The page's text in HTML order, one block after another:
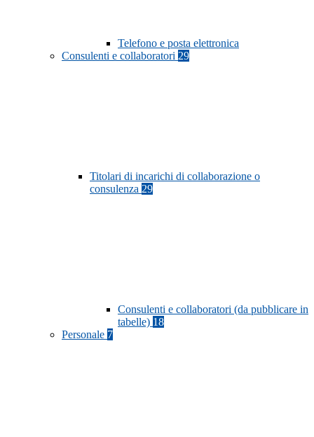
Telefono e posta elettronica
Consulenti e collaboratori 29
Titolari di incarichi di collaborazione o
consulenza 29
Consulenti e collaboratori (da pubblicare in
tabelle) 18
Personale 7